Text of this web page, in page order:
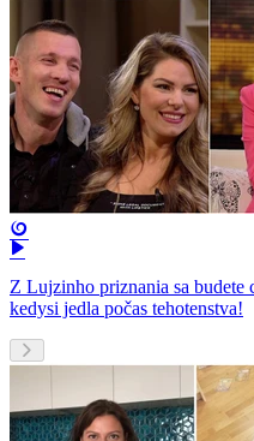
Z Lujzinho priznania sa
kedysi jedla počas tehotenstva!